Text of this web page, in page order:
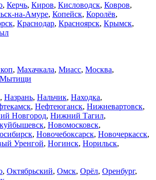
, Керчь, Киров, Кисловодск, Ковров,
на-Амуре, Копейск, Королёв,
, Краснодар, Красноярск, Крымск,
, Махачкала, Миасс, Москва,
Мытищи
, Назрань, Нальчик, Находка,
, Нефтеюганск, Нижневартовск,
Новгород, Нижний Тагил,
, Новомосковск,
, Новочебоксарск, Новочеркасск,
Уренгой, Ногинск, Норильск,
, Октябрьский, Омск, Орёл, Оренбург,